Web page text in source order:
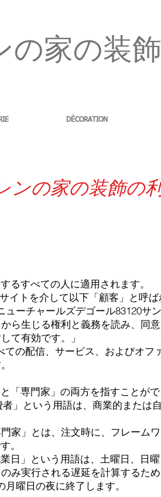
の家の装飾
DÉCORATION
ンの家の装飾の
るすべての人に適用されます。
イトを介して以下「顧客」と呼
ーチャールズデゴール83120サ
ら生じる権利と義務を読み、同
て有効です。」
の配信、サービス、およびオ
「専門家」の両方を指すことがで
」という用語は、商業的または
家」とは、注文時に、フレーム
。
日」という用語は、土曜日、日
み実行される遅延を計算するため
曜日の夜に終了します。